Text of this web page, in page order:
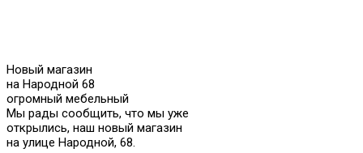
Новый магазин
на Народной 68
огромный мебельный
Мы рады сообщить, что мы уже
открылись, наш новый магазин
на улице Народной, 68.